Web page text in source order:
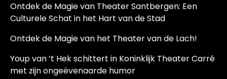
Ontdek de Magie van Theater Santbergen: Een
Culturele Schat in het Hart van de Stad
Ontdek de Magie van het Theater van de Lach!
Youp van ’t Hek schittert in Koninklijk Theater Carré
met zijn ongeëvenaarde humor